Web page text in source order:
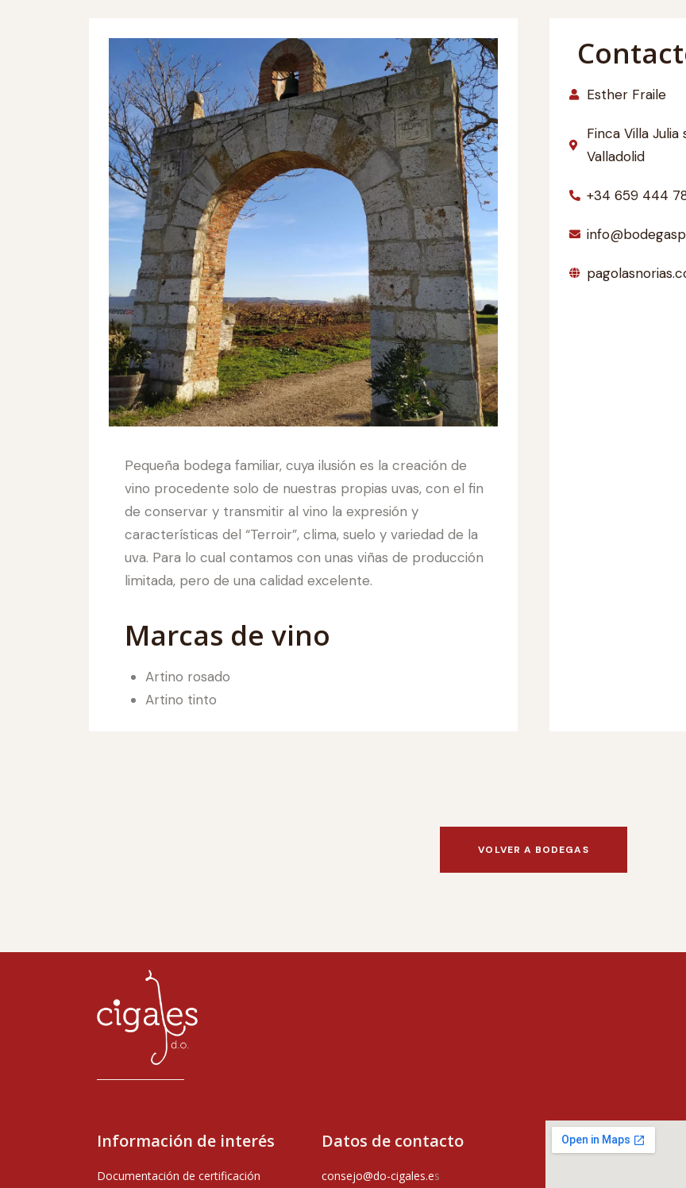
Pequeña bodega familiar, cuya ilusión es la creación de
vino procedente solo de nuestras propias uvas, con el fin
de conservar y transmitir al vino la expresión y
características del “Terroir”, clima, suelo y variedad de la
uva. Para lo cual contamos con unas viñas de producción
limitada, pero de una calidad excelente.
Marcas de vino
Artino rosado
Artino tinto
Esther Fraile
Finca Villa
Valladolid
+34 659 444
VOLVER A BODEGAS
Información de interés
Documentación de certificación
Datos de contacto
consejo@do-cigales.es